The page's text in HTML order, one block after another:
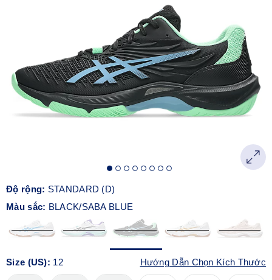
Độ rộng: STANDARD (D)
Màu sắc: BLACK/SABA BLUE
Size (US): 12 Hướng Dẫn Chọn Kích Thước